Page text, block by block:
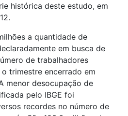
histórica deste estudo, em
a quantidade de
em busca de
de trabalhadores
trimestre encerrado em
menor desocupação de
pelo IBGE foi
recordes no número de